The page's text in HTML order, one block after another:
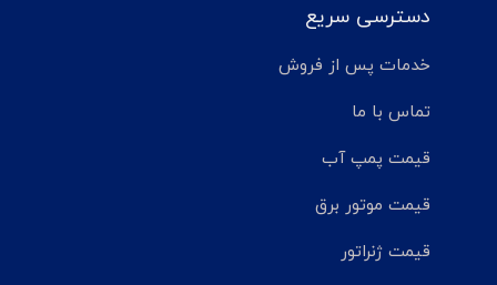
دسترسی سریع
خدمات پس از فروش
تماس با ما
قیمت پمپ آب
قیمت موتور برق
قیمت ژنراتور